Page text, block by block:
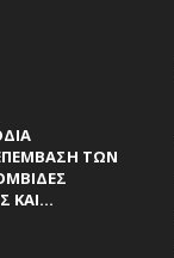
ΤΩΝ
ΚΑΙ...